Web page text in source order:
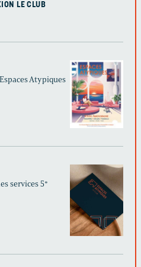
LE CLUB
Atypiques
services 5*